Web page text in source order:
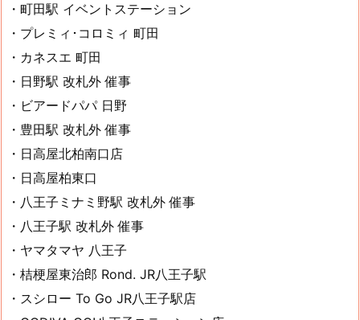
・町田駅 イベントステーション
・プレミィ･コロミィ 町田
・カネスエ 町田
・日野駅 改札外 催事
・ビアードパパ 日野
・豊田駅 改札外 催事
・日高屋北柏南口店
・日高屋柏東口
・八王子ミナミ野駅 改札外 催事
・八王子駅 改札外 催事
・ヤマタマヤ 八王子
・桔梗屋東治郎 Rond. JR八王子駅
・スシロー To Go JR八王子駅店